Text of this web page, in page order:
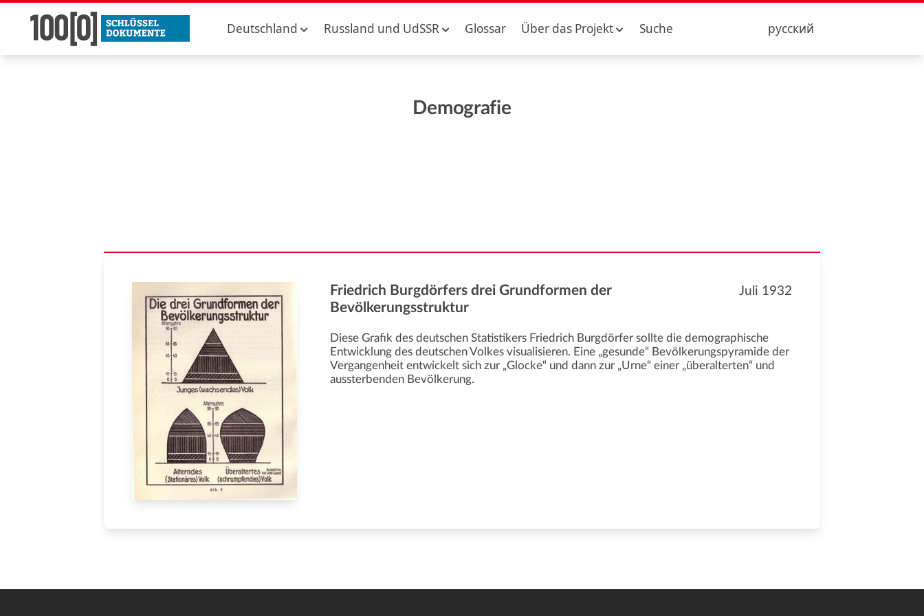
Deutschland Russland und UdSSR Glossar Über das Projekt Suche русский
Demografie
Juli 1932
Friedrich Burgdörfers drei Grundformen der
Bevölkerungsstruktur
Diese Grafik des deutschen Statistikers Friedrich Burgdörfer sollte die demographische
Entwicklung des deutschen Volkes visualisieren. Eine „gesunde“ Bevölkerungspyramide der
Vergangenheit entwickelt sich zur „Glocke“ und dann zur „Urne“ einer „überalterten“ und
aussterbenden Bevölkerung.